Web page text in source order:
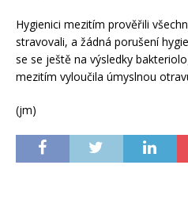
Hygienici mezitím prověřili
stravovali, a žádná porušení
se se ještě na výsledky
mezitím vyloučila úmyslnou
(jm)